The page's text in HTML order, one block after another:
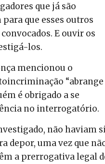
que já são
que esses outros
E ouvir os
los.
mencionou o
“abrange
é obrigado a se
no interrogatório.
não haviam
depor, uma vez que
a prerrogativa legal